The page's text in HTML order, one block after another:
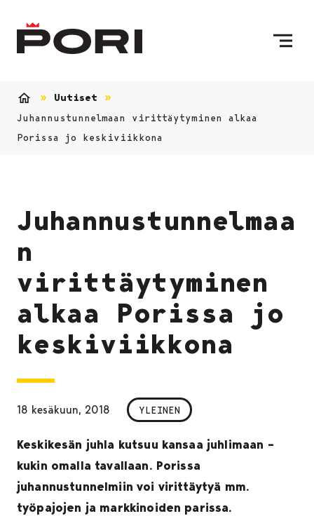
Uutiset
Juhannustunnelmaan virittäytyminen alkaa
Porissa jo keskiviikkona
Juhannustunnelmaa
n
virittäytyminen
alkaa Porissa jo
keskiviikkona
18 kesäkuun, 2018 YLEINEN
Keskikesän juhla kutsuu kansaa juhlimaan –
kukin omalla tavallaan. Porissa
juhannustunnelmiin voi virittäytyä mm.
työpajojen ja markkinoiden parissa.